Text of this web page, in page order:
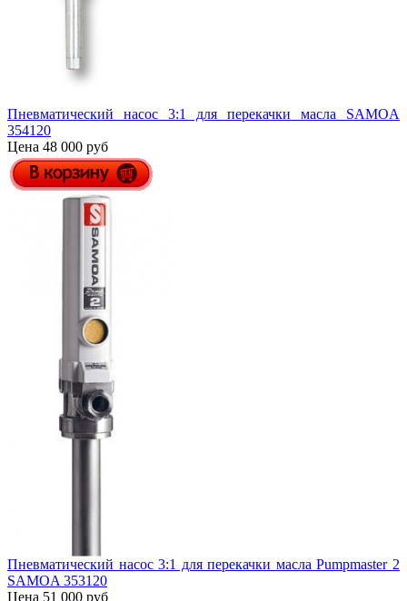
Пневматический насос 3:1 для перекачки масла SAMOA
354120
Цена 48 000 руб
Пневматический насос 3:1 для перекачки масла Pumpmaster 2
SAMOA 353120
Цена 51 000 руб